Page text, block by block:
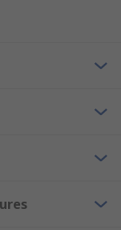
not restrict
should not
disposable or